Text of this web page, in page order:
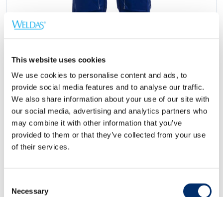
This website uses cookies
We use cookies to personalise content and ads, to
provide social media features and to analyse our traffic.
We also share information about your use of our site with
our social media, advertising and analytics partners who
may combine it with other information that you’ve
provided to them or that they’ve collected from your use
of their services.
Selection
Necessary
33-2700
Mono con tirantesFire Fox™algodón azul
ignífuga
KEVLAR 3 ply